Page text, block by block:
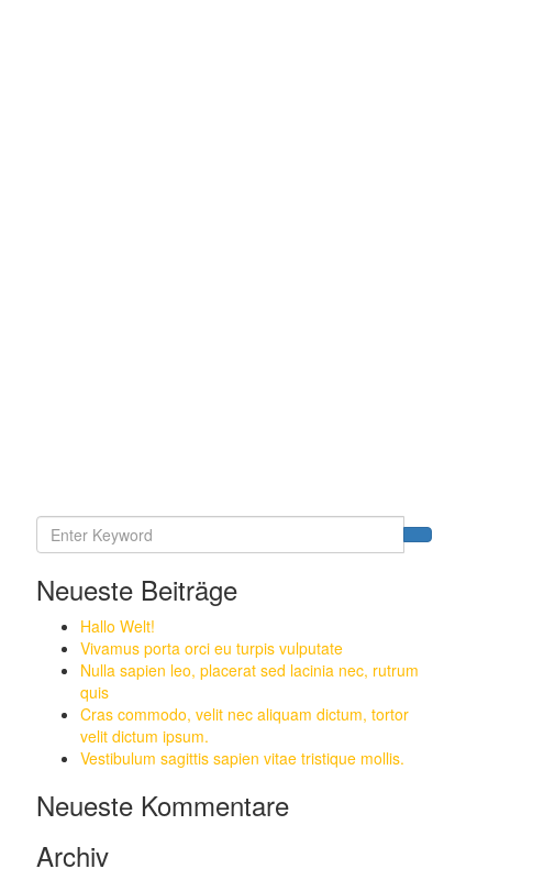
Neueste Beiträge
Hallo Welt!
Vivamus porta orci eu turpis vulputate
Nulla sapien leo, placerat sed lacinia nec, rutrum
quis
Cras commodo, velit nec aliquam dictum, tortor
velit dictum ipsum.
Vestibulum sagittis sapien vitae tristique mollis.
Neueste Kommentare
Archiv